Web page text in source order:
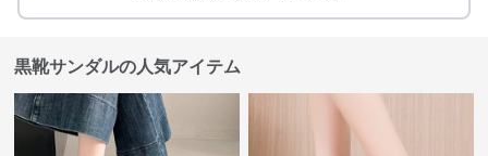
黒靴サンダルの人気アイテム